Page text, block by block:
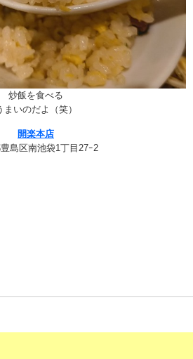
炒飯を食べる
まいのだよ（笑）
開楽本店
島区南池袋1丁目27ｰ2